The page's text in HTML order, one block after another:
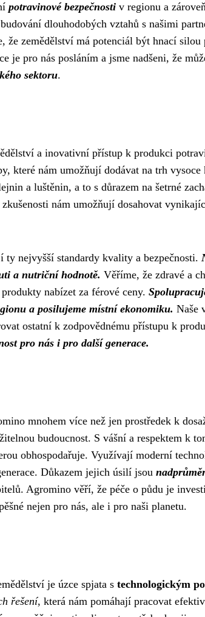
potravinové bezpečnosti v regionu a
dlouhodobých vztahů s našimi
že zemědělství má potenciál být hnací
je pro nás posláním a jsme nadšeni, že
sektoru.
a inovativní přístup k produkci
které nám umožňují dodávat na trh
a luštěnin, a to s důrazem na šetrné
nám umožňují dosahovat
ty nejvyšší standardy kvality a bezpečnosti.
a nutriční hodnotě. Věříme, že zdravé a
nabízet za férové ceny.
a posilujeme místní ekonomiku. Naše
ostatní k zodpovědnému přístupu k
pro nás i pro další generace.
mnohem více než jen prostředek k
budoucnost. S vášní a respektem k
obhospodařuje. Využívají moderní
Důkazem jejich úsilí jsou
Agromino věří, že péče o půdu je
nejen pro nás, ale i pro naši planetu.
je úzce spjata s technologickým
řešení, která nám pomáhají pracovat